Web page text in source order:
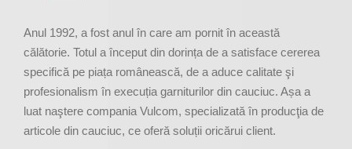
Anul 1992, a fost anul în care am pornit în această
călătorie. Totul a început din dorința de a satisface cererea
specifică pe piața românească, de a aduce calitate şi
profesionalism în execuția garniturilor din cauciuc. Așa a
luat naştere compania Vulcom, specializată în producţia de
articole din cauciuc, ce oferă soluții oricărui client.